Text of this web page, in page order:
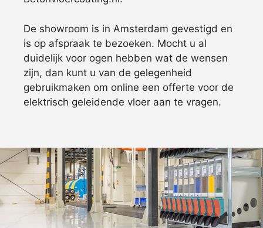
De showroom is in Amsterdam gevestigd en
is op afspraak te bezoeken. Mocht u al
duidelijk voor ogen hebben wat de wensen
zijn, dan kunt u van de gelegenheid
gebruikmaken om online een offerte voor de
elektrisch geleidende vloer aan te vragen.